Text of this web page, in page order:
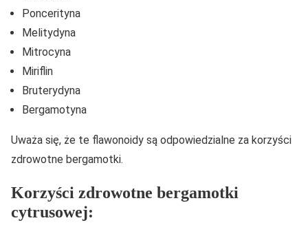
Poncerityna
Melitydyna
Mitrocyna
Miriflin
Bruterydyna
Bergamotyna
Uważa się, że te flawonoidy są odpowiedzialne za korzyści
zdrowotne bergamotki.
Korzyści zdrowotne bergamotki
cytrusowej: